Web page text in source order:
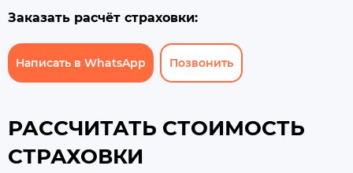
Заказать расчёт страховки:
Написать в WhatsApp Позвонить
РАССЧИТАТЬ СТОИМОСТЬ
СТРАХОВКИ